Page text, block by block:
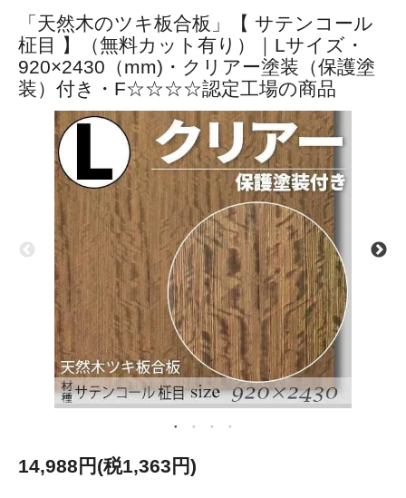
「天然木のツキ板合板」【 サテンコール
柾目 】（無料カット有り）｜Lサイズ・
920×2430（mm)・クリアー塗装（保護塗
装）付き・F☆☆☆☆認定工場の商品
14,988円(税1,363円)